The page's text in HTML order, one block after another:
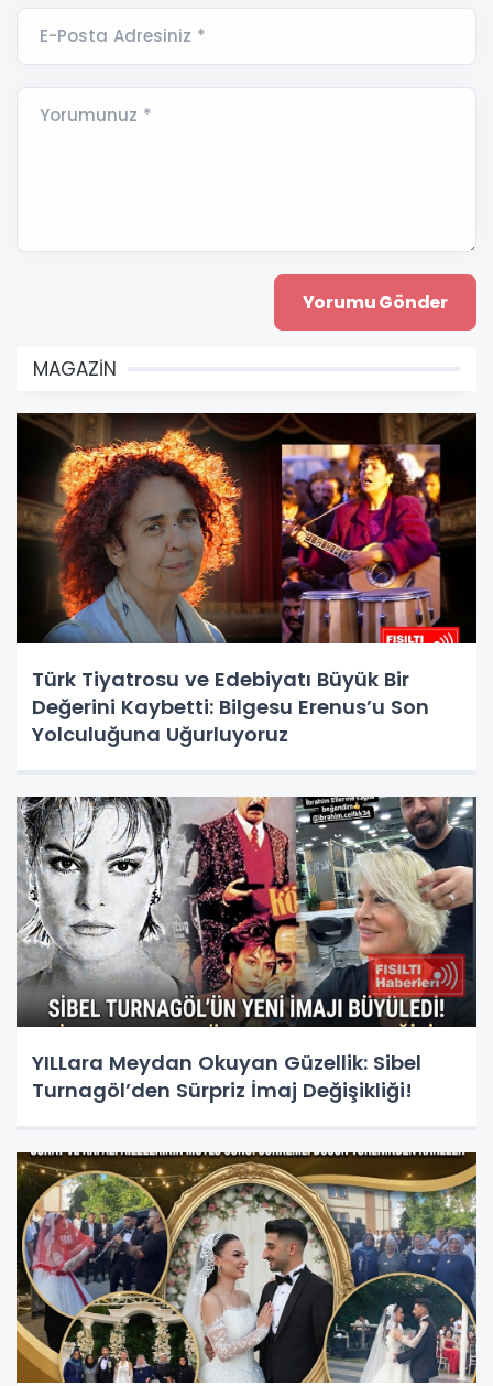
E-Posta Adresiniz *
Yorumunuz *
MAGAZİN
Türk Tiyatrosu ve Edebiyatı Büyük Bir
Değerini Kaybetti: Bilgesu Erenus’u Son
Yolculuğuna Uğurluyoruz
YILLara Meydan Okuyan Güzellik: Sibel
Turnagöl’den Sürpriz İmaj Değişikliği!